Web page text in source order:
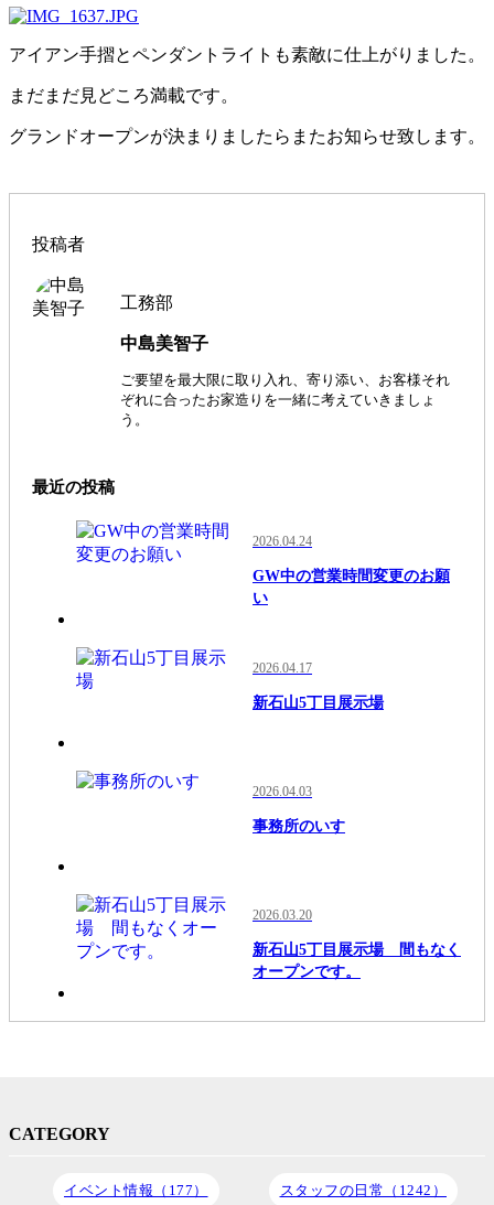
アイアン手摺とペンダントライトも素敵に仕上がりました。
まだまだ見どころ満載です。
グランドオープンが決まりましたらまたお知らせ致します。
投稿者
工務部
中島美智子
ご要望を最大限に取り入れ、寄り添い、お客様それ
ぞれに合ったお家造りを一緒に考えていきましょ
う。
最近の投稿
2026.04.24
GW中の営業時間変更のお願
い
2026.04.17
新石山5丁目展示場
2026.04.03
事務所のいす
2026.03.20
新石山5丁目展示場 間もなく
オープンです。
CATEGORY
イベント情報（177） スタッフの日常（1242）